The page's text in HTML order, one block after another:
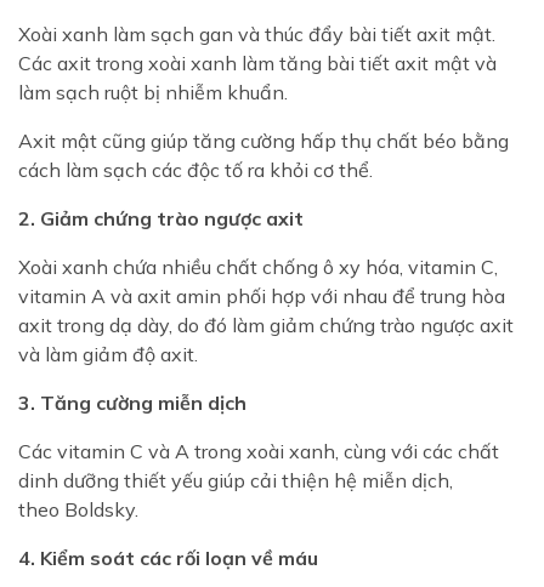
Xoài xanh làm sạch gan và thúc đẩy bài tiết axit mật.
Các axit trong xoài xanh làm tăng bài tiết axit mật và
làm sạch ruột bị nhiễm khuẩn.
Axit mật cũng giúp tăng cường hấp thụ chất béo bằng
cách làm sạch các độc tố ra khỏi cơ thể.
2. Giảm chứng trào ngược axit
Xoài xanh chứa nhiều chất chống ô xy hóa, vitamin C,
vitamin A và axit amin phối hợp với nhau để trung hòa
axit trong dạ dày, do đó làm giảm chứng trào ngược axit
và làm giảm độ axit.
3. Tăng cường miễn dịch
Các vitamin C và A trong xoài xanh, cùng với các chất
dinh dưỡng thiết yếu giúp cải thiện hệ miễn dịch,
theo Boldsky.
4. Kiểm soát các rối loạn về máu
XÁC NHẬN ĐỘ TUỔI
Website này có cung cấp và giới thiệu các sản phẩm
có chứa đồ uống có cồn